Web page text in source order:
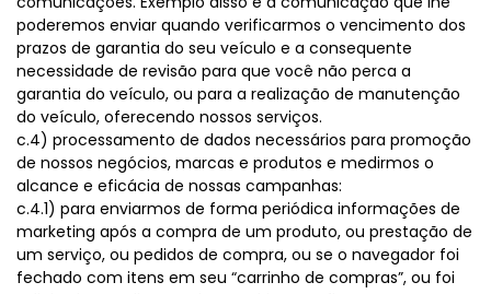
poderemos enviar quando verificarmos o vencimento dos
prazos de garantia do seu veículo e a consequente
necessidade de revisão para que você não perca a
garantia do veículo, ou para a realização de manutenção
do veículo, oferecendo nossos serviços.
c.4) processamento de dados necessários para promoção
de nossos negócios, marcas e produtos e medirmos o
alcance e eficácia de nossas campanhas:
c.4.1) para enviarmos de forma periódica informações de
marketing após a compra de um produto, ou prestação de
um serviço, ou pedidos de compra, ou se o navegador foi
fechado com itens em seu “carrinho de compras”, ou foi